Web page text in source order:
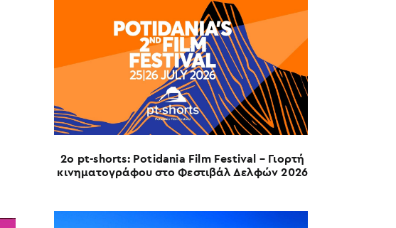
2ο pt-shorts: Potidania Film Festival – Γιορτή
κινηματογράφου στο Φεστιβάλ Δελφών 2026